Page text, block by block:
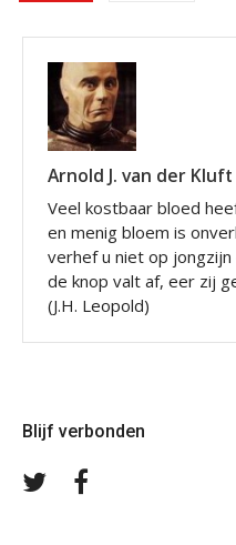
Arnold J. van der Kluft
Veel kostbaar bloed
en menig bloem is
verhef u niet op jongzijn
de knop valt af, eer zij
(J.H. Leopold)
Blijf verbonden
Volg